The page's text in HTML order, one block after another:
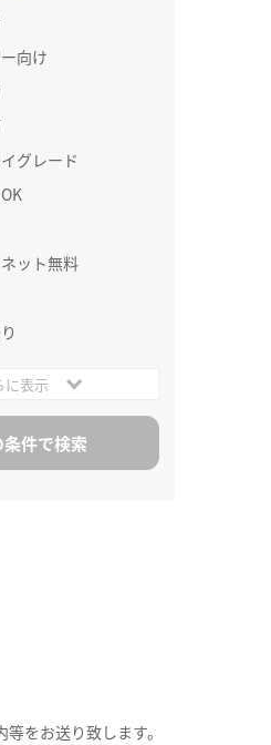
向け
グレード
ット無料
に表示
をお送り致します。